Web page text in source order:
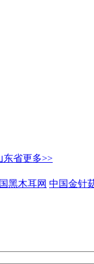
东省更多>>
黑木耳网 中国金针